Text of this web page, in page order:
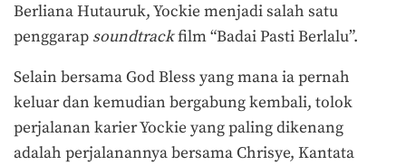
Berliana Hutauruk, Yockie menjadi salah satu
penggarap soundtrackfilm “Badai Pasti Berlalu”.
Selain bersama God Bless yang mana ia pernah
keluar dan kemudian bergabung kembali, tolok
perjalanan karier Yockie yang paling dikenang
adalah perjalanannya bersama Chrisye, Kantata